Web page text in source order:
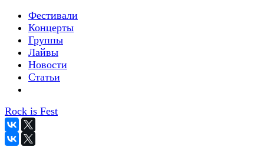
Фестивали
Концерты
Группы
Лайвы
Новости
Статьи
Rock is Fest